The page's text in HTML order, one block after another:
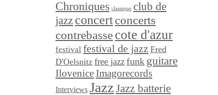
Chroniques classique club de
jazz concertconcerts
contrebassecote d'azur
festival festival de jazz Fred
D'Oelsnitz free jazzfunk guitare
Ilovenice Imagorecords
Interviews Jazz Jazz batterie